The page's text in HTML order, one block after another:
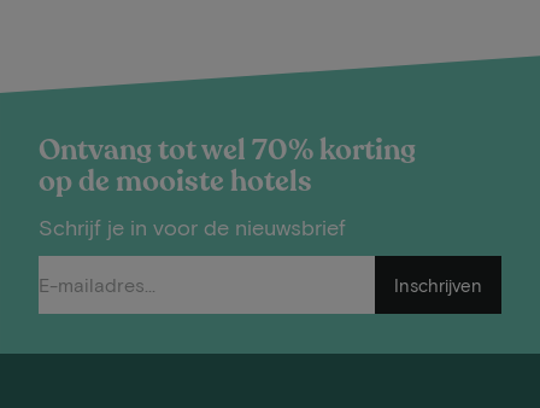
Ontvang tot wel 70% korting
op de mooiste hotels
Schrijf je in voor de nieuwsbrief
Inschrijven